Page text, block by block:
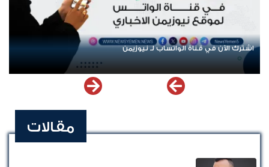
اشترك الآن في قناة الواتساب لـ نيوزيمن
مقالات